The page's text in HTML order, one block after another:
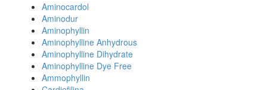
Aminocardol
Aminodur
Aminophyllin
Aminophylline Anhydrous
Aminophylline Dihydrate
Aminophylline Dye Free
Ammophyllin